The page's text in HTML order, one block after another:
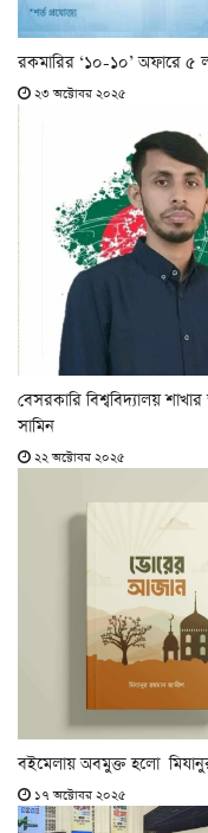
রকমারির ‘১০-১০’ অফারে ৫
২৩ অক্টোবর ২০২৫
বেসরকারি বিশ্ববিদ্যালয়
সামিন
২২ অক্টোবর ২০২৫
বইমেলায় অবমুক্ত হলো
১৭ অক্টোবর ২০২৫